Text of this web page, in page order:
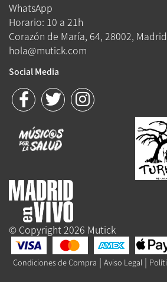
WhatsApp
Horario: 10 a 21h
Corazón de María, 64, 28002,
hola@mutick.com
Social Media
© Copyright 2026 Mutick
Condiciones de Compra | Aviso Legal |